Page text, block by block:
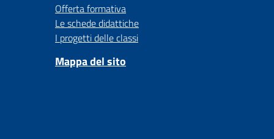
Offerta formativa
Le schede didattiche
I progetti delle classi
Mappa del sito